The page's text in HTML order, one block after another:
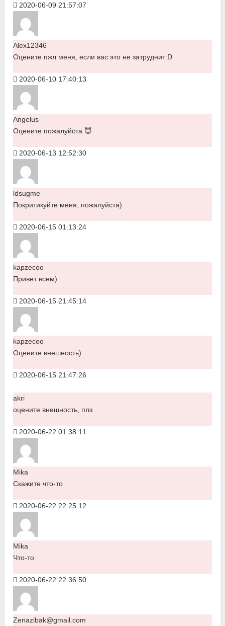
2020-06-09 21:57:07
Alex12346
Оцените пжл меня, если вас это не затруднит:D
2020-06-10 17:40:13
Angelus
Оцените пожалуйста 😇
2020-06-13 12:52:30
ldsugme
Покритикуйте меня, пожалуйста)
2020-06-15 01:13:24
kapzecoo
Привет всем)
2020-06-15 21:45:14
kapzecoo
Оцените внешность)
2020-06-15 21:47:26
akri
оцените внешность, плз
2020-06-22 01:38:11
Mika
Скажите что-то
2020-06-22 22:25:12
Mika
Что-то
2020-06-22 22:36:50
Zenazibak@gmail.com